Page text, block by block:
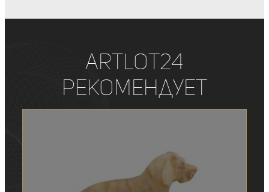
ArtLot24
рекомендует